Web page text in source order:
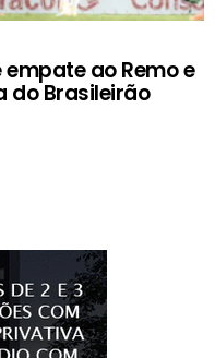
ao Remo e
do Brasileirão